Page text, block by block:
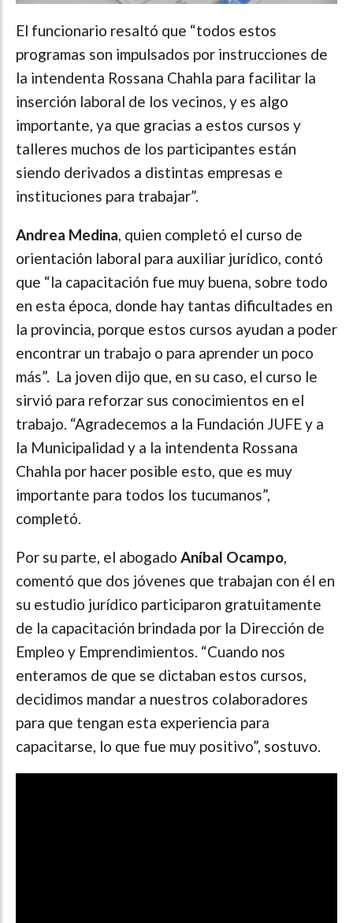
El funcionario resaltó que “todos estos
programas son impulsados por instrucciones de
la intendenta Rossana Chahla para facilitar la
inserción laboral de los vecinos, y es algo
importante, ya que gracias a estos cursos y
talleres muchos de los participantes están
siendo derivados a distintas empresas e
instituciones para trabajar”.
Andrea Medina, quien completó el curso de
orientación laboral para auxiliar jurídico, contó
que “la capacitación fue muy buena, sobre todo
en esta época, donde hay tantas dificultades en
la provincia, porque estos cursos ayudan a poder
encontrar un trabajo o para aprender un poco
más”. La joven dijo que, en su caso, el curso le
sirvió para reforzar sus conocimientos en el
trabajo. “Agradecemos a la Fundación JUFE y a
la Municipalidad y a la intendenta Rossana
Chahla por hacer posible esto, que es muy
importante para todos los tucumanos”,
completó.
Por su parte, el abogado Aníbal Ocampo,
comentó que dos jóvenes que trabajan con él en
su estudio jurídico participaron gratuitamente
de la capacitación brindada por la Dirección de
Empleo y Emprendimientos. “Cuando nos
enteramos de que se dictaban estos cursos,
decidimos mandar a nuestros colaboradores
para que tengan esta experiencia para
capacitarse, lo que fue muy positivo”, sostuvo.